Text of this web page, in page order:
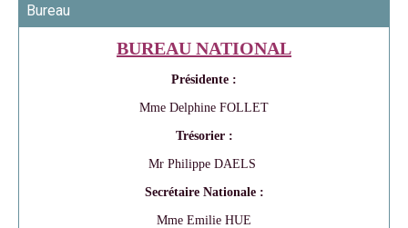
Bureau
BUREAU NATIONAL
Présidente :
Mme Delphine FOLLET
Trésorier :
Mr Philippe DAELS
Secrétaire Nationale :
Mme Emilie HUE